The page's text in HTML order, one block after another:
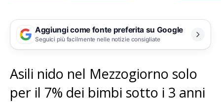
Aggiungi come fonte preferita su Google
Seguici più facilmente nelle notizie consigliate
Asili nido nel Mezzogiorno solo
per il 7% dei bimbi sotto i 3 anni